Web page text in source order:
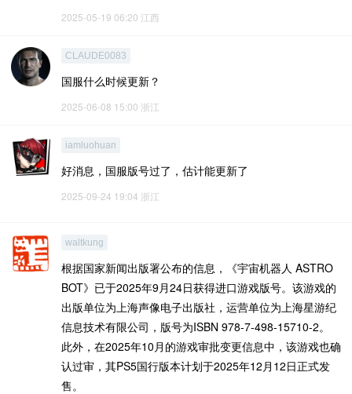
2025-05-19 06:20 江西
CLAUDE0083
国服什么时候更新？
2025-06-08 15:00 浙江
iamluohuan
好消息，国服版号过了，估计能更新了
2025-09-24 19:04 浙江
waltkung
根据国家新闻出版署公布的信息，《宇宙机器人 ASTRO
BOT》已于‌2025年9月24日‌获得进口游戏版号‌。该游戏的
出版单位为上海声像电子出版社，运营单位为上海星游纪
信息技术有限公司，版号为ISBN 978-7-498-15710-2‌。
此外，在2025年10月的游戏审批变更信息中，该游戏也确
认过审，其PS5国行版本计划于‌2025年12月12日‌正式发
售。